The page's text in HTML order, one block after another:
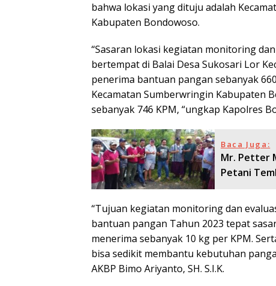
bahwa lokasi yang dituju adalah
Kabupaten Bondowoso.
“Sasaran lokasi kegiatan monitoring
bertempat di Balai Desa Sukosari Lor
penerima bantuan pangan sebanyak
Kecamatan Sumberwringin Kabupaten
sebanyak 746 KPM, “ungkap Kapolres
Baca Juga:
Mr. Petter
Petani
“Tujuan kegiatan monitoring dan
bantuan pangan Tahun 2023 tepat
menerima sebanyak 10 kg per KPM.
bisa sedikit membantu kebutuhan
AKBP Bimo Ariyanto, SH. S.I.K.